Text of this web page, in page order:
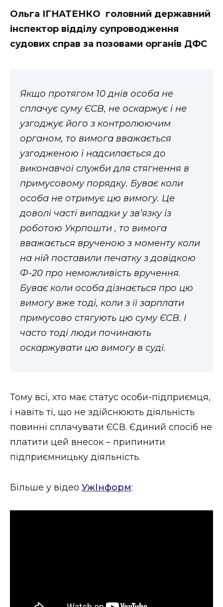
Ольга ІГНАТЕНКО головний державний
інспектор відділу супроводження
судових справ за позовами органів ДФС
Якщо протягом 10 днів особа не
сплачує суму ЄСВ, не оскаржує і не
узгоджує його з контролюючим
органом, то вимога вважається
узгодженою і надсилається до
виконавчої служби для стягнення в
примусовому порядку. Буває коли
особа не отримує цю вимогу. Це
доволі часті випадки у зв’язку із
роботою Укрпошти , то вимога
вважається врученою з моменту коли
на ній поставили печатку з довідкою
Ф-20 про неможливість вручення.
Буває коли особа дізнається про цю
вимогу вже тоді, коли з її зарплати
примусово стягують цю суму ЄСВ. І
часто тоді люди починають
оскаржувати цю вимогу в суді.
Тому всі, хто має статус особи-підприємця,
і навіть ті, що не здійснюють діяльність
повинні сплачувати ЄСВ. Єдиний спосіб не
платити цей внесок – припинити
підприємницьку діяльність.
Більше у відео УжІнформ: